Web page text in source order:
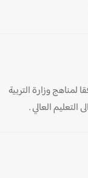
وزارة التربية
العالي .